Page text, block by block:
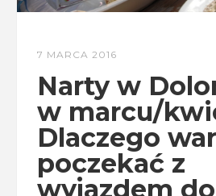
7 MARCA 2016
Narty w
w marcu/
Dlaczego
poczekać z
wyjazdem do